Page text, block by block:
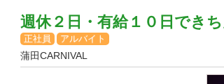
週休２日・有給１０日でき
正社員 アルバイト
蒲田CARNIVAL